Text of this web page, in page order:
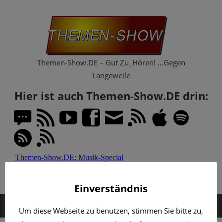
Themen-Show.DE – Gut Zu_Hören! …Gegen
Langeweile
Hier ist auch Themen-Show.DE drin:
MENÜ
Einverständnis
Um diese Webseite zu benutzen, stimmen Sie bitte zu,